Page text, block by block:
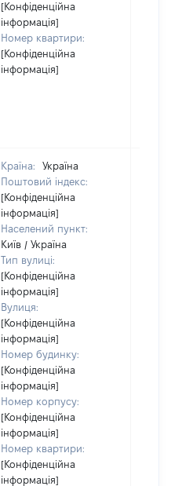
[Конфіденційна
інформація]
Номер квартири:
[Конфіденційна
інформація]
Країна:
Україна
Поштовий індекс:
[Конфіденційна
інформація]
Населений пункт:
Київ / Україна
Тип вулиці:
[Конфіденційна
інформація]
Вулиця:
[Конфіденційна
інформація]
Номер будинку:
[Конфіденційна
інформація]
Номер корпусу:
[Конфіденційна
інформація]
Номер квартири:
[Конфіденційна
інформація]